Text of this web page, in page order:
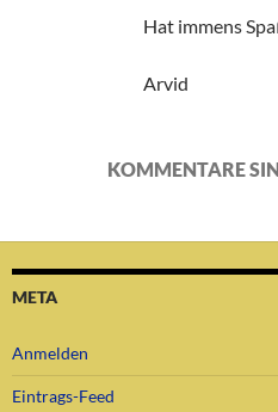
Hat immens
Arvid
KOMMENTARE
META
Anmelden
Eintrags-Feed